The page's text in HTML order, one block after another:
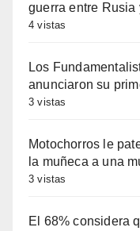
guerra entre Rusia
4 vistas
Los
anunciaron su
3 vistas
Motochorros le
la muñeca a una
3 vistas
El 68% considera